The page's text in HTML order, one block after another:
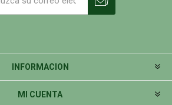
INFORMACION
MI CUENTA